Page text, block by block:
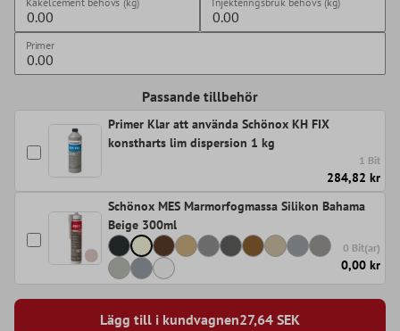
Primer
Passande tillbehör
Primer Klar att använda Schönox KH FIX
konstharts lim dispersion 1 kg
1 Bit
284,82 kr
Schönox MES Marmorfogmassa Silikon Bahama
Beige 300ml
0 Bit(ar)
0,00 kr
Lägg till i kundvagnen27,64 SEK